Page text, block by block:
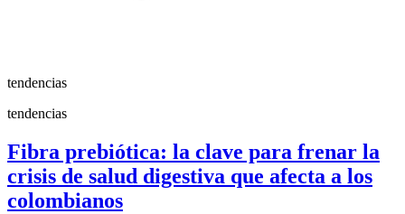
tendencias
tendencias
Fibra prebiótica: la clave para frenar la
crisis de salud digestiva que afecta a los
colombianos